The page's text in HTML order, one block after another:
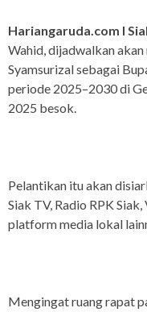
Hariangaruda.com I
Wahid, dijadwalkan
Syamsurizal sebagai
periode 2025–2030 di
2025 besok.
Pelantikan itu akan
Siak TV, Radio RPK
platform media lokal
Mengingat ruang rapat